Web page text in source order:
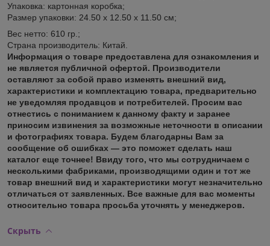
Упаковка: картонная коробка;
Размер упаковки: 24.50 х 12.50 х 11.50 см;
Вес нетто: 610 гр.;
Страна производитель: Китай.
Информация о товаре предоставлена для ознакомления и
не является публичной офертой. Производители
оставляют за собой право изменять внешний вид,
характеристики и комплектацию товара, предварительно
не уведомляя продавцов и потребителей. Просим вас
отнестись с пониманием к данному факту и заранее
приносим извинения за возможные неточности в описании
и фотографиях товара. Будем благодарны Вам за
сообщение об ошибках — это поможет сделать наш
каталог еще точнее! Ввиду того, что мы сотрудничаем с
несколькими фабриками, производящими один и тот же
товар внешний вид и характеристики могут незначительно
отличаться от заявленных. Все важные для вас моменты
относительно товара просьба уточнять у менеджеров.
Скрыть